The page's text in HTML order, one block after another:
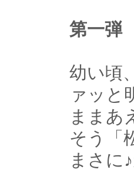
第一弾
幼い頃
ァッと
ままあ
そう「
まさに